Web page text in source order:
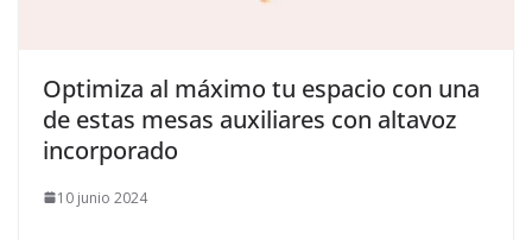
​Optimiza al máximo tu espacio con una
de estas mesas auxiliares con altavoz
incorporado
10 junio 2024